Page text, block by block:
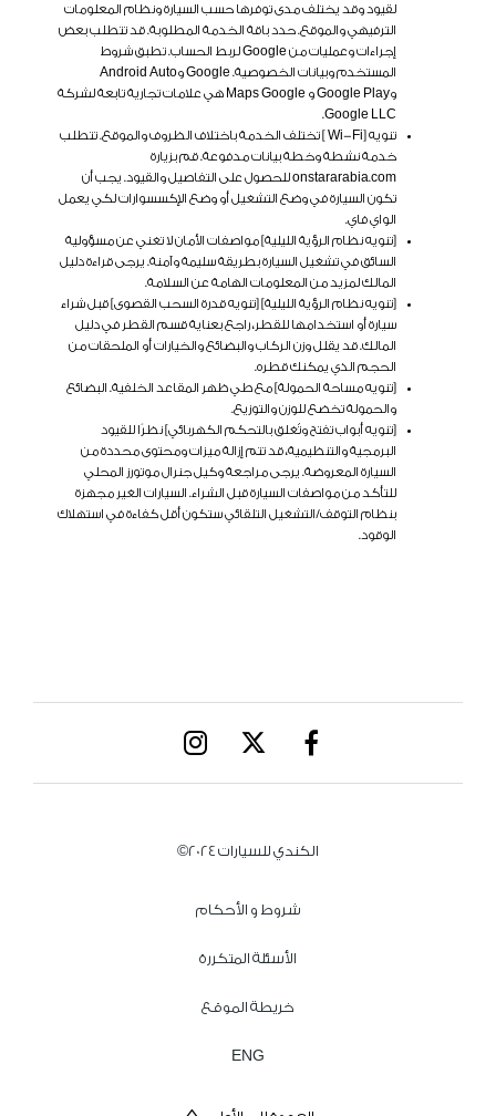
لقيود وقد يختلف مدى توفرها حسب السيارة ونظام المعلومات
الترفيهي والموقع. حدد باقة الخدمة المطلوبة. قد تتطلب بعض
إجراءات وعمليات من Google لربط الحساب. تطبق شروط
المستخدم وبيانات الخصوصية. Google وAndroid Auto
وGoogle Play و Maps Google هي علامات تجارية تابعة لشركة
Google LLC.
تنويه [Wi-Fi ] تختلف الخدمة باختلاف الظروف والموقع. تتطلب
خدمة نشطة وخطة بيانات مدفوعة. قم بزيارة
onstararabia.com للحصول على التفاصيل والقيود. يجب أن
تكون السيارة في وضع التشغيل أو وضع الإكسسوارات لكي يعمل
الواي فاي.
[تنويه نظام الرؤية الليلية] مواصفات الأمان لا تغني عن مسؤولية
السائق في تشغيل السيارة بطريقة سليمة وآمنة. يرجى قراءة دليل
المالك لمزيد من المعلومات الهامة عن السلامة.
[تنويه نظام الرؤية الليلية][تنويه قدرة السحب القصوى]قبل شراء
سيارة أو استخدامها للقطر، راجع بعناية قسم القطر في دليل
المالك. قد يقلل وزن الركاب والبضائع والخيارات أو الملحقات من
الحجم الذي يمكنك قطره.
[تنويه مساحة الحمولة]مع طي ظهر المقاعد الخلفية. البضائع
والحمولة تخضع للوزن والتوزيع.
[تنويه أبواب تفتح وتُغلق بالتحكم الكهربائي] نظرًا للقيود
البرمجية والتنظيمية، قد تتم إزالة ميزات ومحتوى محددة من
السيارة المعروضة. يرجى مراجعة وكيل جنرال موتورز المحلي
للتأكد من مواصفات السيارة قبل الشراء. السيارات الغير مجهزة
بنظام التوقف/التشغيل التلقائي ستكون أقل كفاءة في استهلاك
الوقود.
الكندي للسيارات 2024©
شروط و الأحكام
الأسئلة المتكررة
خريطة الموقع
ENG